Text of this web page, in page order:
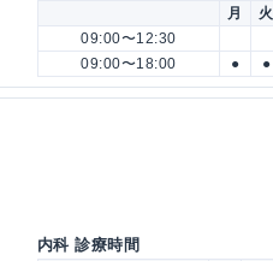
月 火
09:00〜12:30
09:00〜18:00
● ●
内科 診療時間